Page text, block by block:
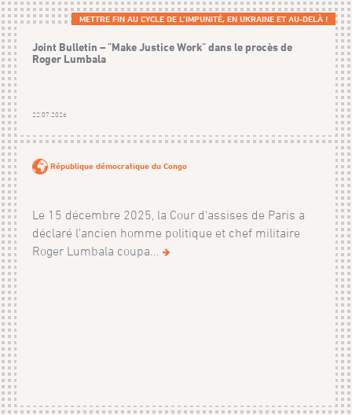
METTRE FIN AU CYCLE DE L’IMPUNITÉ, EN UKRAINE ET AU-DELÀ !
Joint Bulletin – "Make Justice Work" dans le procès de
Roger Lumbala
22.07.2026
République démocratique du Congo
Le 15 décembre 2025, la Cour d'assises de Paris a
déclaré l'ancien homme politique et chef militaire
Roger Lumbala coupa...